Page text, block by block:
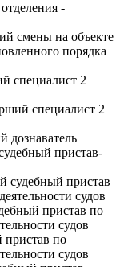
-
смены на объекте
порядка
специалист 2
специалист 2
дознаватель
пристав-
судебный пристав
судов
пристав по
судов
по
судов